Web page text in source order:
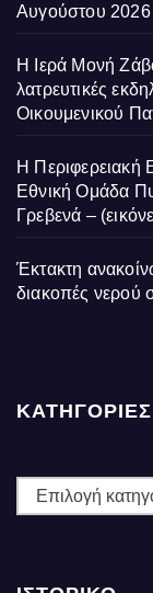
Αυγούστου 2026
Η Ιερά Μονή
λατρευτικές
Οικουμενικού
Η Περιφερειακή
Εθνική Ομάδα
Γρεβενά –
Έκτακτη
διακοπές νερού
ΚΑΤΗΓΟΡΙΕΣ
ΚΑΤΗΓΟΡΙΕΣ